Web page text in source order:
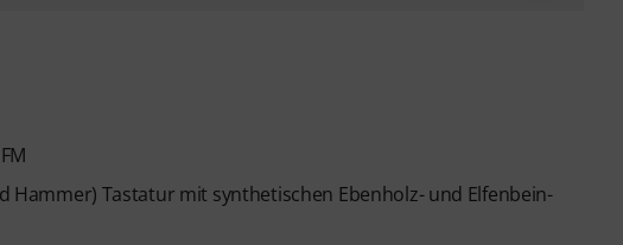
Hammer) Tastatur mit synthetischen Ebenholz- und Elfenbein-